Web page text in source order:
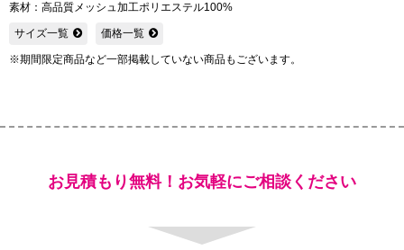
素材：高品質メッシュ加工ポリエステル100%
サイズ一覧 価格一覧
※期間限定商品など一部掲載していない商品もございます。
お見積もり無料！お気軽にご相談ください